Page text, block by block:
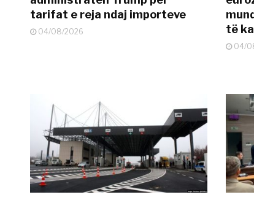
tarifat e reja ndaj importeve
04/08/2026
të
04/